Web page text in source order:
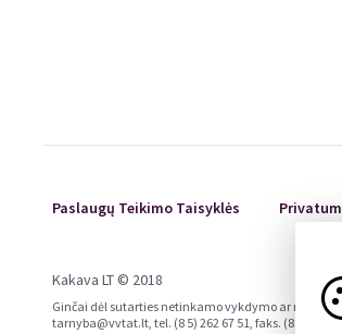
Paslaugų Teikimo Taisyklės
Kakava LT © 2018
Ginčai dėl sutarties netinkamo vykdymo ar
tarnyba@vvtat.lt, tel. (8 5) 262 67 51, faks. (8 5)